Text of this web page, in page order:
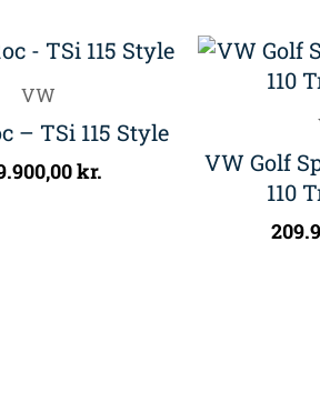
VW
– TSi 115 Style
kr.
VW Golf
110